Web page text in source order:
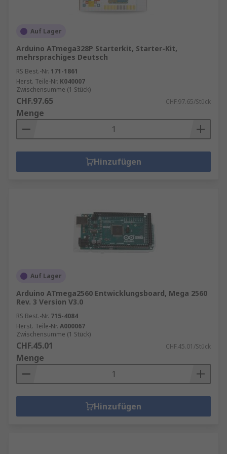
Auf Lager
Arduino ATmega328P Starterkit, Starter-Kit,
mehrsprachiges Deutsch
RS Best.-Nr. 171-1861
Herst. Teile-Nr. K040007
Zwischensumme (1 Stück)
CHF.97.65 CHF.97.65/Stück
Menge
Hinzufügen
Auf Lager
Arduino ATmega2560 Entwicklungsboard, Mega 2560
Rev. 3 Version V3.0
RS Best.-Nr. 715-4084
Herst. Teile-Nr. A000067
Zwischensumme (1 Stück)
CHF.45.01 CHF.45.01/Stück
Menge
Hinzufügen